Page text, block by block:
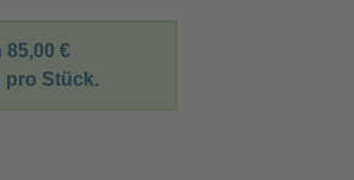
85,00 €
pro Stück.